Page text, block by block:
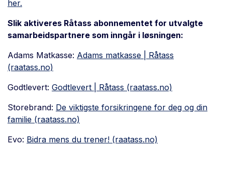
her.
Slik aktiveres Råtass abonnementet for utvalgte
samarbeidspartnere som inngår i løsningen:
Adams Matkasse: Adams matkasse | Råtass
(raatass.no)
Godtlevert: Godtlevert | Råtass (raatass.no)
Storebrand: De viktigste forsikringene for deg og din
familie (raatass.no)
Evo: Bidra mens du trener! (raatass.no)